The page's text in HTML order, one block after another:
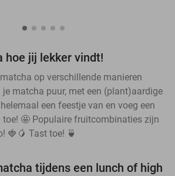
hoe jij lekker vindt!
op verschillende manieren
je matcha puur, met een (plant)aardige
een feestje van en voeg een
🤩 Populaire fruitcombinaties zijn
🍓🥭 Tast toe! 🍵
tijdens een lunch of high